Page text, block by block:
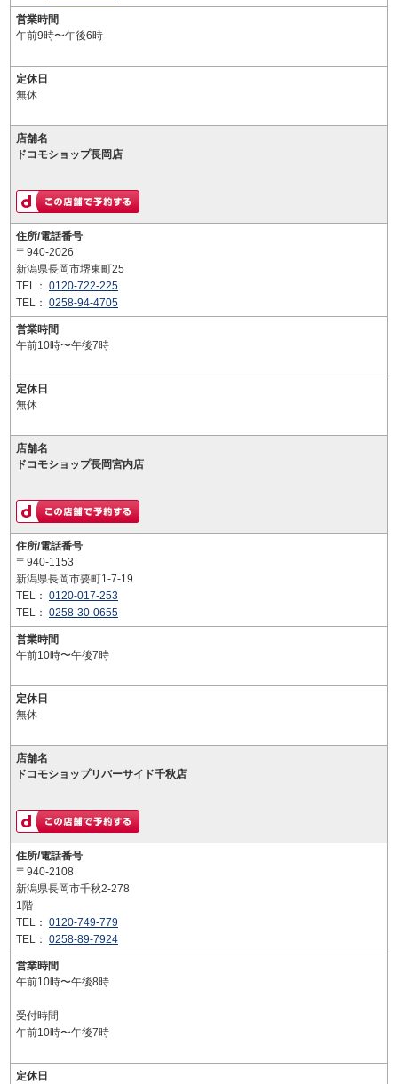
営業時間
午前9時〜午後6時
定休日
無休
店舗名
ドコモショップ長岡店
住所/電話番号
〒940-2026
新潟県長岡市堺東町25
TEL： 0120-722-225
TEL： 0258-94-4705
営業時間
午前10時〜午後7時
定休日
無休
店舗名
ドコモショップ長岡宮内店
住所/電話番号
〒940-1153
新潟県長岡市要町1-7-19
TEL： 0120-017-253
TEL： 0258-30-0655
営業時間
午前10時〜午後7時
定休日
無休
店舗名
ドコモショップリバーサイド千秋店
住所/電話番号
〒940-2108
新潟県長岡市千秋2-278
1階
TEL： 0120-749-779
TEL： 0258-89-7924
営業時間
午前10時〜午後8時
受付時間
午前10時〜午後7時
定休日